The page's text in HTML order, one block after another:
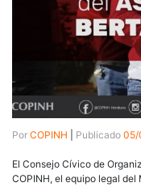
Por COPINH Publicado 05/
El Consejo Cívico de
COPINH, el equipo legal